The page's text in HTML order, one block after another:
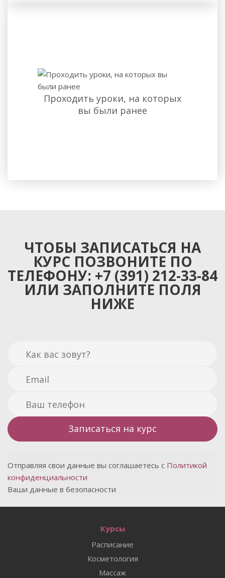
Проходить уроки, на которых
вы были ранее
ЧТОБЫ ЗАПИСАТЬСЯ НА
КУРС ПОЗВОНИТЕ ПО
ТЕЛЕФОНУ: +7 (391) 212-33-84
ИЛИ ЗАПОЛНИТЕ ПОЛЯ
НИЖЕ
Отправляя свои данные вы соглашаетесь с Политикой
конфиденциальности
Ваши данные в безопасности
Курсы
Расписание
Косметология
Массаж